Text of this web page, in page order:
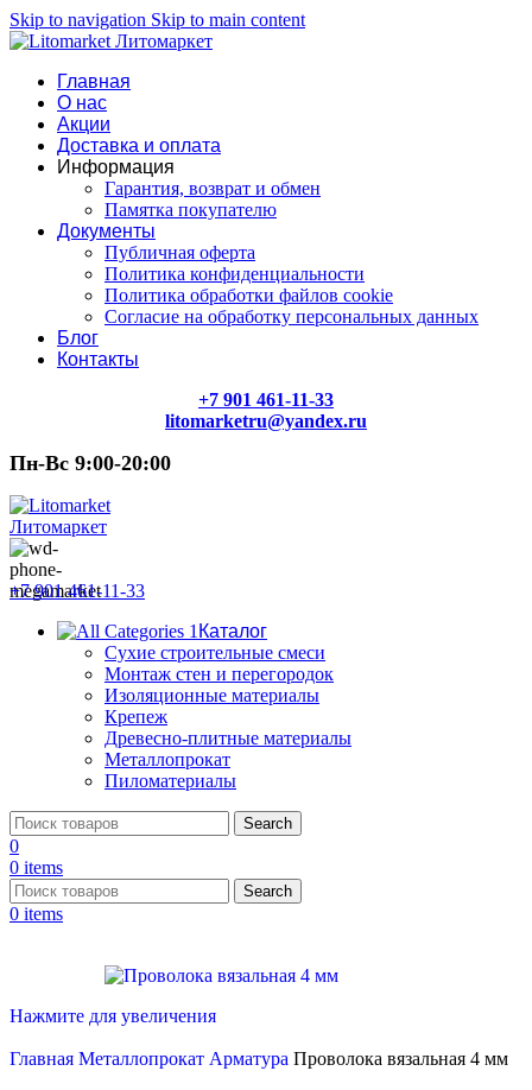
Skip to navigation Skip to main content
Главная
О нас
Акции
Доставка и оплата
Информация
Гарантия, возврат и обмен
Памятка покупателю
Документы
Публичная оферта
Политика конфиденциальности
Политика обработки файлов cookie
Согласие на обработку персональных данных
Блог
Контакты
+7 901 461-11-33
litomarketru@yandex.ru
Пн-Вс 9:00-20:00
+7 901 461-11-33
Каталог
Сухие строительные смеси
Монтаж стен и перегородок
Изоляционные материалы
Крепеж
Древесно-плитные материалы
Металлопрокат
Пиломатериалы
Search
0
0 items
Search
0 items
Нажмите для увеличения
Главная Металлопрокат Арматура Проволока вязальная 4 мм